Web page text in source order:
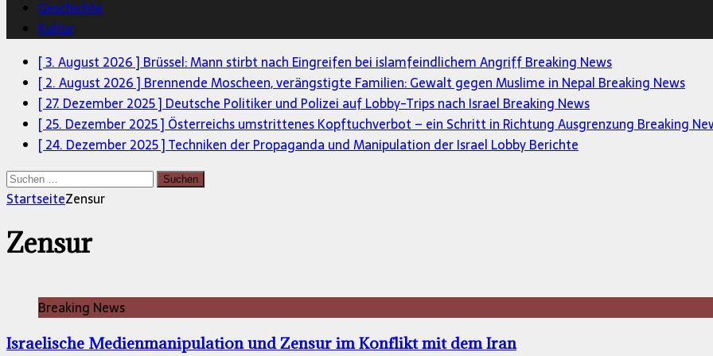
Geschichte
Kultur
[ 3. August 2026 ] Brüssel: Mann stirbt nach Eingreifen bei islamfeindlichem AngriffBreaking News
[ 2. August 2026 ] Brennende Moscheen, verängstigte Familien: Gewalt gegen Muslime in Nepal Breaking News
[ 27. Dezember 2025 ] Deutsche Politiker und Polizei auf Lobby-Trips nach Israel Breaking News
[ 25. Dezember 2025 ] Österreichs umstrittenes Kopftuchverbot – ein Schritt in Richtung Ausgrenzung Breaking
[ 24. Dezember 2025 ]Techniken der Propaganda und Manipulation der Israel LobbyBerichte
Suchen
nach:
StartseiteZensur
Zensur
Breaking News
Israelische Medienmanipulation und Zensur im Konflikt mit dem Iran